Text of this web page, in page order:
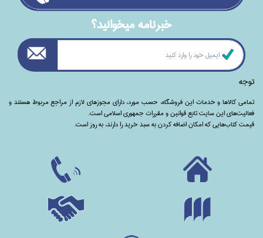
خبرنامه ميخوانيد؟
توجه
تمامی‌ کالاها و خدمات این فروشگاه، حسب مورد،‌ دارای مجوزهای لازم از مراجع مربوط هستند ‌و‌‌
فعالیت‌های این سایت تابع قوانین و مقررات جمهوری اسلامی است.
قیمت کتاب‌هایی که امکان اضافه کردن به سبد خرید را دارند،‌ به روز است.